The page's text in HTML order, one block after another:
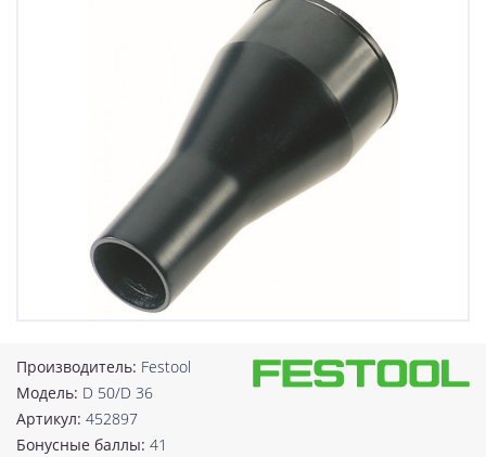
Производитель: Festool
Модель: D 50/D 36
Артикул: 452897
Бонусные баллы: 41